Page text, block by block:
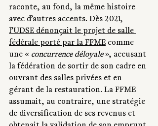
raconte, au fond, la même histoire
avec d’autres accents. Dès 2021,
l’UDSE dénonçait le projet de salle
fédérale porté par la FFME comme
une « concurrence déloyale », accusant
la fédération de sortir de son cadre en
ouvrant des salles privées et en
gérant de la restauration. La FFME
assumait, au contraire, une stratégie
de diversification de ses revenus et